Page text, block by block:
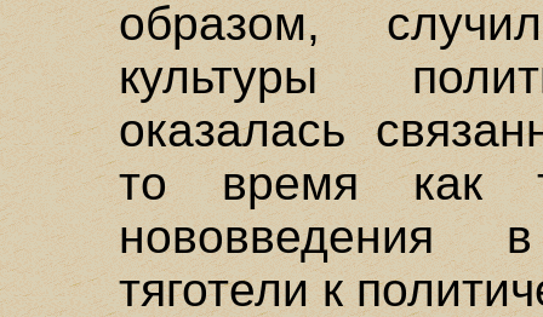
образом,
культуры
оказалась
то время как
нововведения
тяготели к